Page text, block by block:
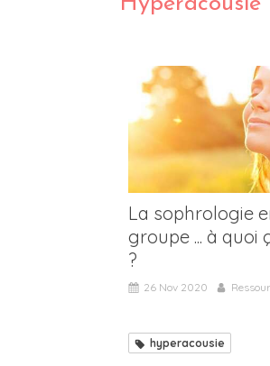
La sophrologie
groupe ... à quoi
?
26 Nov 2020
hyperacousie